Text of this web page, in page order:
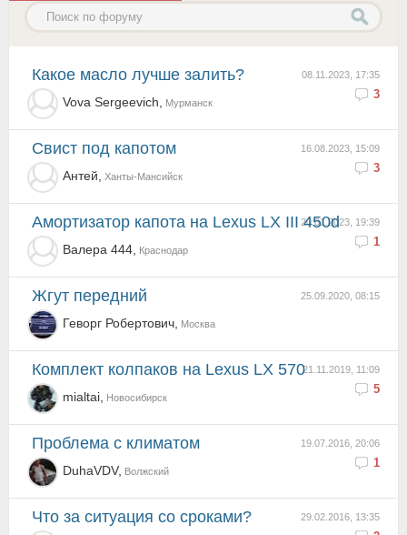
08.11.2023, 17:35
3
Какое масло лучше залить?
Vova Sergeevich, Мурманск
16.08.2023, 15:09
3
свист под капотом
Антей, Ханты-Мансийск
20.01.2023, 19:39
1
Амортизатор капота на Lexus LX III 450d
Валера 444, Краснодар
25.09.2020, 08:15
Жгут передний
Геворг Робертович, Москва
21.11.2019, 11:09
5
Комплект колпаков на Lexus LX 570
mialtai, Новосибирск
19.07.2016, 20:06
1
проблема с климатом
DuhaVDV, Волжский
29.02.2016, 13:35
Что за ситуация со сроками?